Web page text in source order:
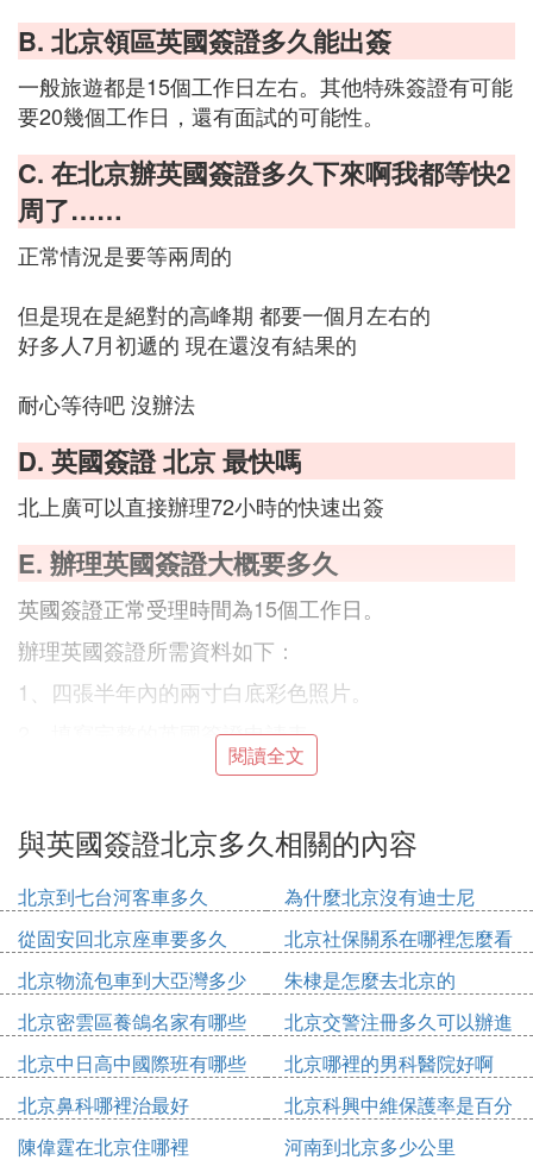
B. 北京領區英國簽證多久能出簽
一般旅遊都是15個工作日左右。其他特殊簽證有可能
要20幾個工作日，還有面試的可能性。
C. 在北京辦英國簽證多久下來啊我都等快2
周了……
正常情況是要等兩周的
但是現在是絕對的高峰期 都要一個月左右的
好多人7月初遞的 現在還沒有結果的
耐心等待吧 沒辦法
D. 英國簽證 北京 最快嗎
北上廣可以直接辦理72小時的快速出簽
E. 辦理英國簽證大概要多久
英國簽證正常受理時間為15個工作日。
辦理英國簽證所需資料如下：
1、四張半年內的兩寸白底彩色照片。
2、填寫完整的英國簽證申請表。
3、申請人身份證復印件（需復印正反面）。
5、申請人名下房產證及汽車行駛證原件及復印件。
6、申請人在本國或其他國家無犯罪記錄的詳細信息
（如有）。
7、赴英酒店或機票預定信息單據。
8、此次申請的具體行程安排。
9、如果是父母帶18歲以下兒童簽證，需要提供兒童
出生證明復印件及原件，並且戶口在一個戶口本上；
如果是父母其中一方帶孩子旅遊，則不去旅遊的一
方，需要寫明委託書。
閱讀全文
與英國簽證北京多久相關的內容
北京到七台河客車多久
為什麼北京沒有迪士尼
從固安回北京座車要多久
北京社保關系在哪裡怎麼看
北京物流包車到大亞灣多少
錢
朱棣是怎麼去北京的
北京密雲區養鴿名家有哪些
人
北京交警注冊多久可以辦進
京證
北京中日高中國際班有哪些
北京哪裡的男科醫院好啊
北京鼻科哪裡治最好
北京科興中維保護率是百分
之多少
陳偉霆在北京住哪裡 河南到北京多少公里